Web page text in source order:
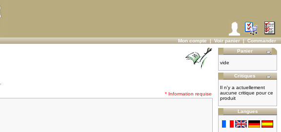
Mon compte|Voir panier|Commander
* Information requise
Panier
vide
Critiques
Il n'y a actuellement
aucune critique pour ce
produit
Langues